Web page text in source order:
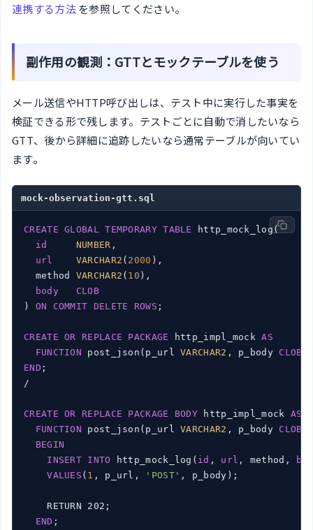
連携する方法を参照してください。
副作用の観測：GTTとモックテーブルを使う
メール送信やHTTP呼び出しは、テスト中に実行した事実を
検証できる形で残します。テストごとに自動で消したいなら
GTT、後から詳細に追跡したいなら通常テーブルが向いてい
ます。
mock-observation-gtt.sql
CREATE GLOBAL TEMPORARY TABLE
http_mock_log(
id
NUMBER ,
url
VARCHAR2 ( 2000 ),
  method
VARCHAR2 ( 10 ),
body
CLOB
) ON COMMIT DELETE ROWS ;
CREATE OR REPLACE PACKAGE http_impl_mock AS
FUNCTION post_json(p_url VARCHAR2 , p_body CLOB
END ;
/
CREATE OR REPLACE PACKAGE BODY http_impl_mock AS
FUNCTION post_json(p_url VARCHAR2 , p_body CLOB
BEGIN
INSERT INTO http_mock_log( id , url , method,
VALUES ( 1 , p_url, 'POST' , p_body);
    RETURN 202;
END